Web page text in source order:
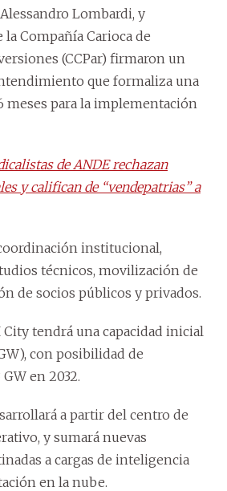
Lombardi, y
Compañía Carioca de
(CCPar) firmaron un
que formaliza una
meses para la implementación
de ANDE rechazan
y califican de “vendepatrias” a
institucional,
técnicos, movilización de
de socios públicos y privados.
City tendrá una capacidad inicial
con posibilidad de
en 2032.
a partir del centro de
y sumará nuevas
a cargas de inteligencia
en la nube.